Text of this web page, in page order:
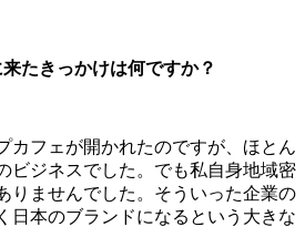
たきっかけは何ですか？
カフェが開かれたのですが、ほとん
ビジネスでした。でも私自身地域密
りませんでした。そういった企業の
日本のブランドになるという大きな